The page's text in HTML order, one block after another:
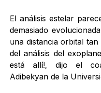
El análisis estelar
demasiado
una distancia orbital tan
del análisis del
está allí!, dijo el
Adibekyan de la